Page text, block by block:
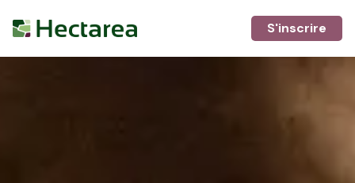
S'inscrire